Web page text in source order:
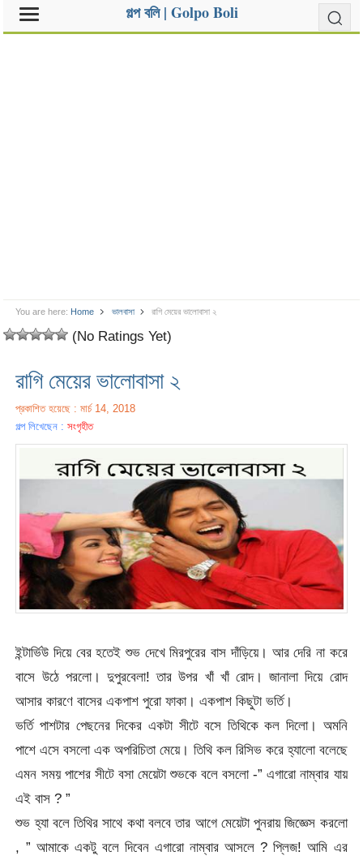
গল্প বলি | Golpo Boli
You are here: Home ভালবাসা রাগি মেয়ের ভালোবাসা ২
(No Ratings Yet)
রাগি মেয়ের ভালোবাসা ২
প্রকাশিত হয়েছে : মার্চ 14, 2018
গল্প লিখেছেন :সংগৃহীত
ইন্টার্ভিউ দিয়ে বের হতেই শুভ দেখে মিরপুরের বাস দাঁড়িয়ে। আর দেরি না করে
বাসে উঠে পরলো। দুপুরবেলা! তার উপর খাঁ খাঁ রোদ। জানালা দিয়ে রোদ
আসার কারণে বাসের একপাশ পুরো ফাকা। একপাশ কিছুটা ভর্তি।
ভর্তি পাশটার পেছনের দিকের একটা সীটে বসে তিথিকে কল দিলো। অমনি
পাশে এসে বসলো এক অপরিচিতা মেয়ে। তিথি কল রিসিভ করে হ্যালো বলেছে
এমন সময় পাশের সীটে বসা মেয়েটা শুভকে বলে বসলো -” এগারো নাম্বার যায়
এই বাস ? ”
শুভ হ্যা বলে তিথির সাথে কথা বলবে তার আগে মেয়েটা পুনরায় জিজ্ঞেস করলো
, ” আমাকে একটু বলে দিবেন এগারো নাম্বার আসলে ? প্লিজ! আমি এর